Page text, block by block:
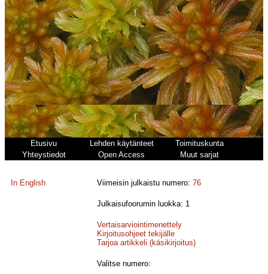
Etusivu Lehden käytänteet
Toimituskunta
Yhteystiedot
Open Access Muut sarjat
In English Viimeisin julkaistu numero:76
Julkaisufoorumin luokka: 1
Vertaisarviointimenettely
Kirjoitusohjeet tekijälle
Tarjoa artikkeli (käsikirjoitus)
Valitse numero: